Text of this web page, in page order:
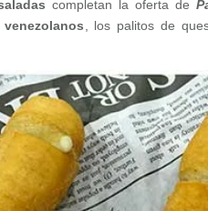
completan la oferta de
venezolanos , los palitos de